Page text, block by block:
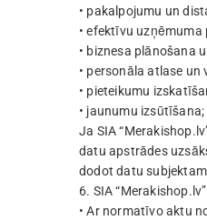
• pakalpojumu un
• efektīvu
• biznesa plānošana
• personāla atlase un
• pieteikumu
• jaunumu izsūtīšana;
Ja SIA
datu apstrādes
dodot datu
6. SIA
• Ar normatīvo aktu